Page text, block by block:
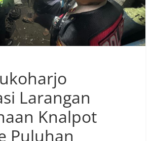
Larangan
Knalpot
Puluhan